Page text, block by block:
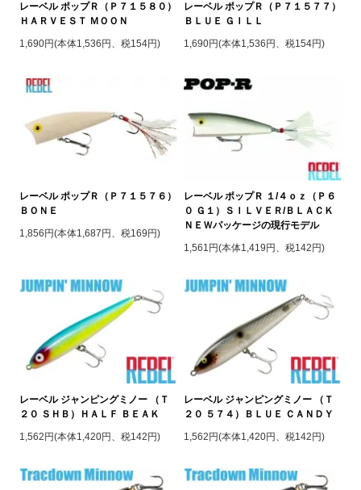
レーベル ポップＲ（Ｐ７１５８０）
ＨＡＲＶＥＳＴ ＭＯＯＮ
1,690円(本体1,536円、税154円)
レーベル ポップＲ（Ｐ７１５７７）
ＢＬＵＥ ＧＩＬＬ
1,690円(本体1,536円、税154円)
レーベル ポップＲ（Ｐ７１５７６）
ＢＯＮＥ
1,856円(本体1,687円、税169円)
レーベル ポップＲ １/４ｏｚ（Ｐ６
０ Ｇ１）ＳＩＬＶＥＲ/ＢＬＡＣＫ
ＮＥＷパッケージの現行モデル
1,561円(本体1,419円、税142円)
レーベル ジャンピングミノー （Ｔ
２０ ＳＨＢ）ＨＡＬＦ ＢＥＡＫ
1,562円(本体1,420円、税142円)
レーベル ジャンピングミノー （Ｔ
２０ ５７４）ＢＬＵＥ ＣＡＮＤＹ
1,562円(本体1,420円、税142円)